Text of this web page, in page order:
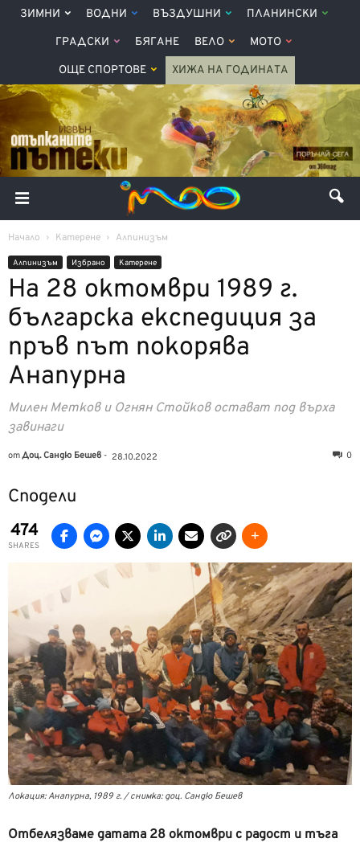
ЗИМНИ ВОДНИ ВЪЗДУШНИ ПЛАНИНСКИ
ГРАДСКИ БЯГАНЕ ВЕЛО МОТО
ОЩЕ СПОРТОВЕ ХИЖА НА ГОДИНАТА
Начало Катерене Алпинизъм
Алпинизъм Избрано Катерене
На 28 октомври 1989 г.
българска експедиция за
пръв път покорява
Анапурна
Милен Метков и Огнян Стойков остават под върха
завинаги
отДоц. Сандю Бешев - 28.10.2022 0
Сподели
474
SHARES
Локация: Анапурна, 1989 г. / снимка: доц. Сандю Бешев
Отбелязваме датата 28 октомври с радост и тъга